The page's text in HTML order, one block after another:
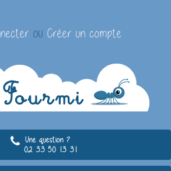
ou Créer un compte
Une question ?
02 33 50 13 31